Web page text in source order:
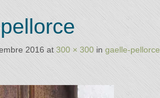
2016 at 300 × 300 in gaelle-pellorce